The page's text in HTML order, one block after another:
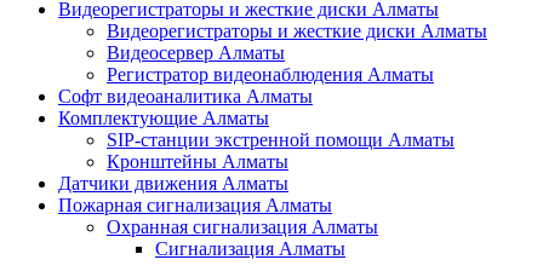
Видеорегистраторы и жесткие диски Алматы
Видеорегистраторы и жесткие диски Алматы
Видеосервер Алматы
Регистратор видеонаблюдения Алматы
Софт видеоаналитика Алматы
Комплектующие Алматы
SIP-станции экстренной помощи Алматы
Кронштейны Алматы
Датчики движения Алматы
Пожарная сигнализация Алматы
Охранная сигнализация Алматы
Сигнализация Алматы